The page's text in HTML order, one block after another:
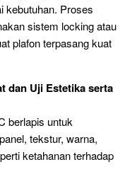
kebutuhan. Proses
sistem locking atau
plafon terpasang kuat
dan Uji Estetika serta
berlapis untuk
tekstur, warna,
ketahanan terhadap